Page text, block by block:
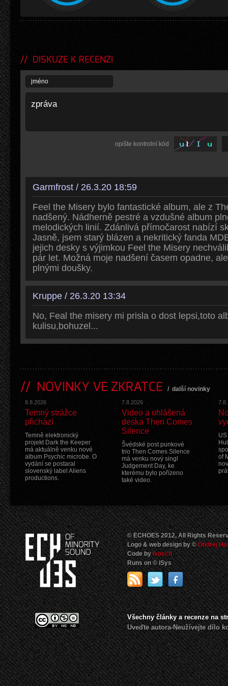
DISKUZE K RECENZI
opište kontrolní kód
Garmfrost / 26.3.20 18:59
Feel the Misery bylo fantastické album, ale z
nadšený. Nádherně pestré a vzdušné album
melodických linií. Zdánlivá přímočarost nabízí
Jasně, jsem starý blázen a nekritický fanda
jejich desky s výjimkou Feel the Misery
pár let. Možná moje nadšení časem opadne,
plnými doušky.
Kruppe / 26.3.20 13:34
No, Feal the misery mi prisla o dost lepsi,toto
kulisu,bohuzel...
NOVINKY VE ZKRATCE / další novinky
8.8.2026
Temný strážce
přichází
Temně elektronický
projekt Dark the Keeper
má aktuálně venku nové
album Psychic microbe. O
vydání se postaral
slovenský label Aliens
productions.
7.8.2026
Video a ohlášená
deska Then Comes
Silence
Švédské post punkové
trio Then Comes Silence
má venku nový singl
Judgement Day, ke
kterému bylo pořízeno
také video.
of
© ECHOES 2012, All Rights
Logo & web design by ©Ondrej
Code byIvosch
Runs on © iSys
Všechny články a recenze na
Uveďte autora-Neužívejte dílo